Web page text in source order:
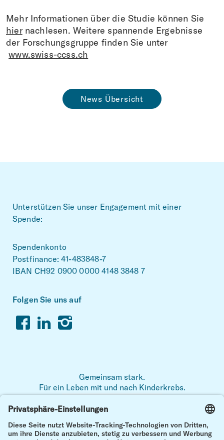
Mehr Informationen über die Studie können Sie
hiernachlesen. Weitere spannende Ergebnisse
der Forschungsgruppe finden Sie unter
www.swiss-ccss.ch
News Übersicht
Unterstützen Sie unser Engagement mit einer
Spende:
Spendenkonto
Postfinance: 41-483848-7
IBAN CH92 0900 0000 4148 3848 7
Folgen Sie uns auf
FacebookLinkedinInstagram
Gemeinsam stark.
Für ein Leben mit und nach Kinderkrebs.